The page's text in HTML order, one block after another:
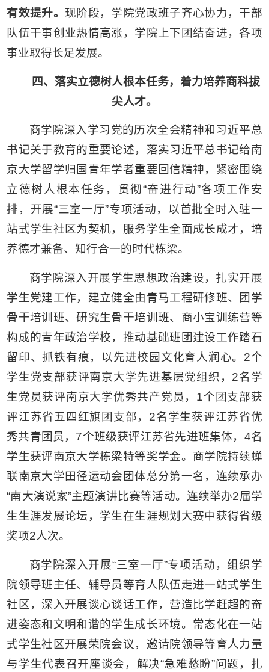
有效提升。 现阶段，学院党政班子齐心协力，干部
队伍干事创业热情高涨，学院上下团结奋进，各项
事业取得长足发展。
四、落实立德树人根本任务，着力培养商科拔
尖人才。
商学院深入学习党的历次全会精神和习近平总
书记关于教育的重要论述，落实习近平总书记给南
京大学留学归国青年学者重要回信精神，紧密围绕
立德树人根本任务，贯彻“奋进行动”各项工作安
排，开展“三室一厅”专项活动，以首批全时入驻一
站式学生社区为契机，服务学生全面成长成才，培
养德才兼备、知行合一的时代栋梁。
商学院深入开展学生思想政治建设，扎实开展
学生党建工作，建立健全由青马工程研修班、团学
骨干培训班、研究生骨干培训班、商小宝训练营等
构成的青年政治学校，推动基础班团建设工作踏石
留印、抓铁有痕，以先进校园文化育人润心。2个
学生党支部获评南京大学先进基层党组织，2名学
生党员获评南京大学优秀共产党员，1个团支部获
评江苏省五四红旗团支部，2名学生获评江苏省优
秀共青团员，7个班级获评江苏省先进班集体，4名
学生获评南京大学栋梁特等奖学金。商学院持续蝉
联南京大学田径运动会团体总分第一名，连续承办
“南大演说家”主题演讲比赛等活动。连续举办2届学
生生涯发展论坛，学生在生涯规划大赛中获得省级
奖项2人次。
商学院深入开展“三室一厅”专项活动，组织学
院领导班主任、辅导员等育人队伍走进一站式学生
社区，深入开展谈心谈话工作，营造比学赶超的奋
进姿态和文明和谐的学生成长环境。常态化在一站
式学生社区开展荣院会议，邀请院领导等育人力量
与学生代表召开座谈会，解决“急难愁盼”问题，扎